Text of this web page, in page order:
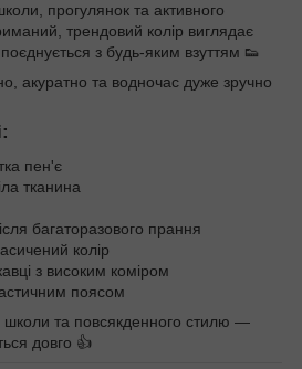
прогулянок та активного
трендовий колір виглядає
з будь-яким взуттям 👟
акуратно та водночас дуже зручно
пен'є
тканина
багаторазового прання
колір
з високим коміром
поясом
школи та повсякденного стилю —
довго 👍